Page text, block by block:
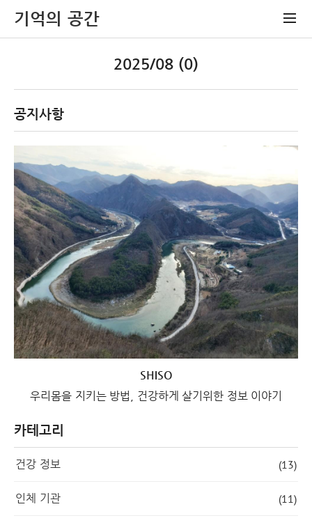
기억의 공간
2025/08 (0)
공지사항
SHISO
우리몸을 지키는 방법, 건강하게 살기위한 정보 이야기
카테고리
건강 정보 (13)
인체 기관 (11)